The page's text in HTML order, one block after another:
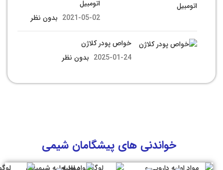
اتومبیل
2021-05-02 بدون نظر
خواص پودر کلاژن
2025-01-24 بدون نظر
خواندنی های پیشگامان شیمی